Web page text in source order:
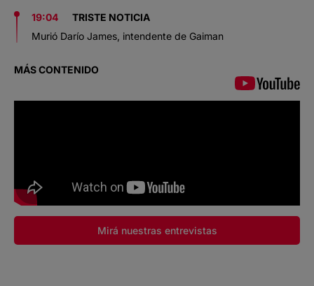
19:04
TRISTE NOTICIA
Murió Darío James, intendente de Gaiman
MÁS CONTENIDO
Mirá nuestras entrevistas